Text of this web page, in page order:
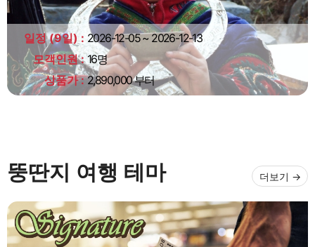
일정 (9일)
2026-12-05 ~ 2026-12-13
모객인원
16명
상품가
2,890,000 부터
뚱딴지 여행 테마 더보기